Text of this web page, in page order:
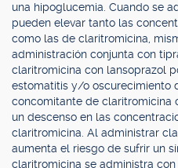
una hipoglucemia. Cuando se
pueden elevar tanto las
como las de claritromicina,
administración conjunta con
claritromicina con lansoprazol
estomatitis y/o oscurecimiento
concomitante de claritromicina
un descenso en las
claritromicina. Al administrar
aumenta el riesgo de sufrir un
claritromicina se administra